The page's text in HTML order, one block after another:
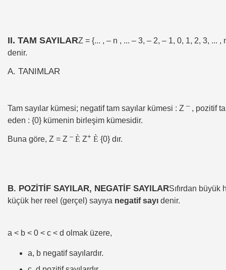
II. TAM SAYILARZ = {... , – n , ... – 3, – 2, – 1, 0, 1, 2, 3, ...
denir.
A. TANIMLAR
Tam sayılar kümesi; negatif tam sayılar kümesi : Z –, pozitif
eden : {0} kümenin birleşim kümesidir.
Buna göre, Z = Z – È Z+ È {0} dır.
B. POZİTİF SAYILAR, NEGATİF SAYILARSıfırdan büyük
küçük her reel (gerçel) sayıya negatif sayı denir.
a < b < 0 < c < d olmak üzere,
a, b negatif sayılardır.